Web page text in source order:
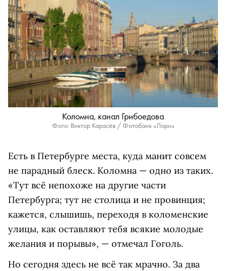
Коломна, канал Грибоедова
Фото: Виктор Карасёв / Фотобанк «Лори»
Есть в Петербурге места, куда манит совсем
не парадный блеск. Коломна — одно из таких.
«Тут всё непохоже на другие части
Петербурга; тут не столица и не провинция;
кажется, слышишь, переходя в коломенские
улицы, как оставляют тебя всякие молодые
желания и порывы», — отмечал Гоголь.
Но сегодня здесь не всё так мрачно. За два